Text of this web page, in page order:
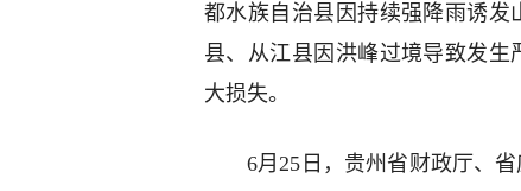
都水族自治县因持续强降雨诱
县、从江县因洪峰过境导致发
大损失。
6月25日，贵州省财政厅、